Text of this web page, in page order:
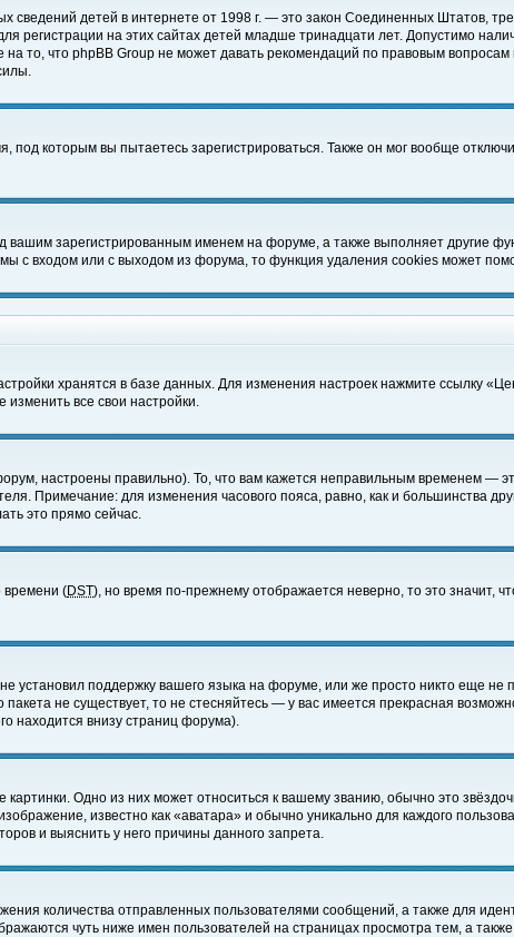
сведений детей в интернете от 1998 г. — это закон Соединенных Штатов,
регистрации на этих сайтах детей младше тринадцати лет. Допустимо
то, что phpBB Group не может давать рекомендаций по правовым
которым вы пытаетесь зарегистрироваться. Также он мог вообще
зарегистрированным именем на форуме, а также выполняет другие
с входом или с выходом из форума, то функция удаления cookies может
хранятся в базе данных. Для изменения настроек нажмите ссылку
изменить все свои настройки.
настроены правильно). То, что вам кажется неправильным временем —
Примечание: для изменения часового пояса, равно, как и большинства
это прямо сейчас.
времени (DST), но время по-прежнему отображается неверно, то это значит,
установил поддержку вашего языка на форуме, или же просто никто еще
не существует, то не стесняйтесь — у вас имеется прекрасная
находится внизу страниц форума).
Одно из них может относиться к вашему званию, обычно это
известно как «аватара» и обычно уникально для каждого
и выяснить у него причины данного запрета.
количества отправленных пользователями сообщений, а также для
чуть ниже имен пользователей на страницах просмотра тем, а